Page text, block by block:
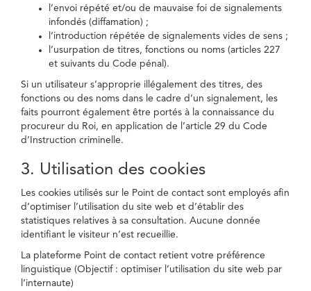
l’envoi répété et/ou de mauvaise foi de signalements
infondés (diffamation) ;
l’introduction répétée de signalements vides de sens ;
l’usurpation de titres, fonctions ou noms (articles 227
et suivants du Code pénal).
Si un utilisateur s’approprie illégalement des titres, des
fonctions ou des noms dans le cadre d’un signalement, les
faits pourront également être portés à la connaissance du
procureur du Roi, en application de l’article 29 du Code
d’Instruction criminelle.
3. Utilisation des cookies
Les cookies utilisés sur le Point de contact sont employés afin
d’optimiser l’utilisation du site web et d’établir des
statistiques relatives à sa consultation. Aucune donnée
identifiant le visiteur n’est recueillie.
La plateforme Point de contact retient votre préférence
linguistique (Objectif : optimiser l’utilisation du site web par
l’internaute)